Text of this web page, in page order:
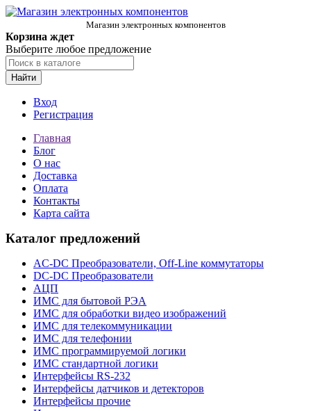
Магазин электронных компонентов
Корзина ждет
Выберите любое предложение
Найти
Вход
Регистрация
Главная
Блог
О нас
Доставка
Оплата
Контакты
Карта сайта
Каталог предложений
AC-DC Преобразователи, Off-Line коммутаторы
DC-DC Преобразователи
АЦП
ИМС для бытовой РЭА
ИМС для обработки видео изображений
ИМС для телекоммуникации
ИМС для телефонии
ИМС программируемой логики
ИМС стандартной логики
Интерфейсы RS-232
Интерфейсы датчиков и детекторов
Интерфейсы прочие